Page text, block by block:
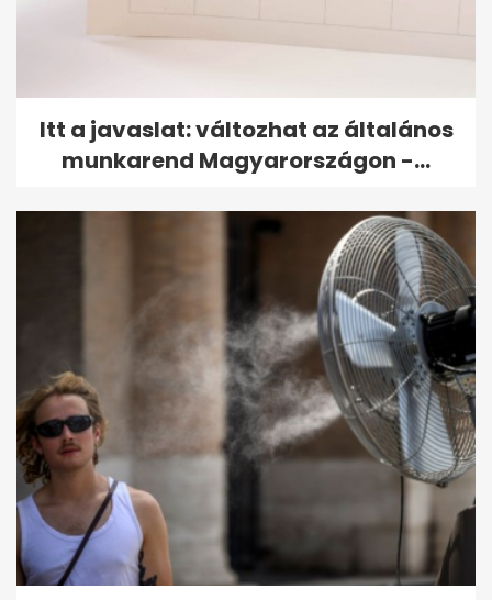
Itt a javaslat: változhat az általános
munkarend Magyarországon -...